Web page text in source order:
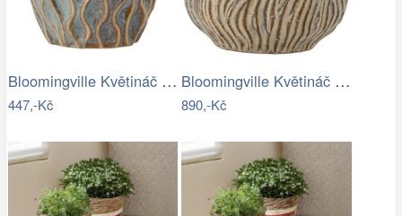
Bloomingville Květináč Feren Ø 12 cm
447,-Kč
Bloomingville Květináč Dua Ø 19 cm
890,-Kč